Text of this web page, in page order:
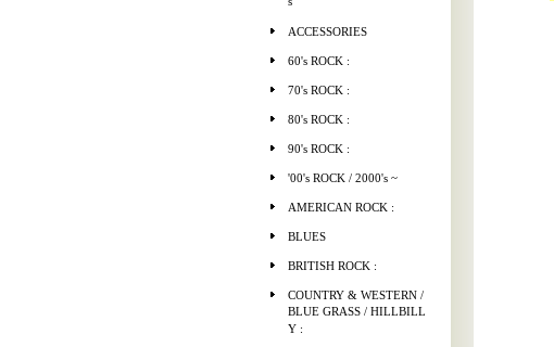
ACCESSORIES
60's ROCK :
70's ROCK :
80's ROCK :
90's ROCK :
'00's ROCK / 2000's ~
AMERICAN ROCK :
BLUES
BRITISH ROCK :
COUNTRY & WESTERN /
BLUE GRASS / HILLBILL
Y :